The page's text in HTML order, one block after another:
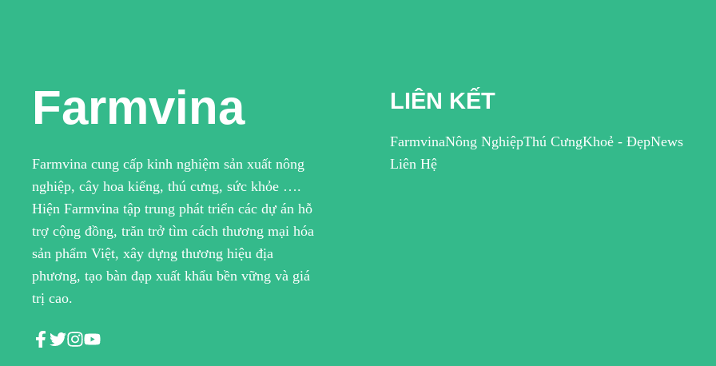
Farmvina
Farmvina cung cấp kinh nghiệm sản xuất nông
nghiệp, cây hoa kiểng, thú cưng, sức khỏe ….
Hiện Farmvina tập trung phát triển các dự án hỗ
trợ cộng đồng, trăn trở tìm cách thương mại hóa
sản phẩm Việt, xây dựng thương hiệu địa
phương, tạo bàn đạp xuất khẩu bền vững và giá
trị cao.
LIÊN KẾT
FarmvinaNông NghiệpThú CưngKhoẻ - ĐẹpNews
Liên Hệ